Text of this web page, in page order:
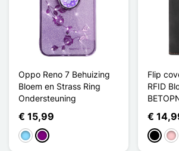
Oppo Reno 7 Behuizing
Bloem en Strass Ring
Ondersteuning
€ 15,99
Licht Blauw
Purper
Flip
RFID
€
Zwart